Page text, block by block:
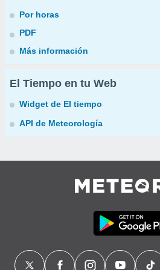
Por horas
PDF
Más información
El Tiempo en tu Web
Widget de El tiempo
API de Meteorología